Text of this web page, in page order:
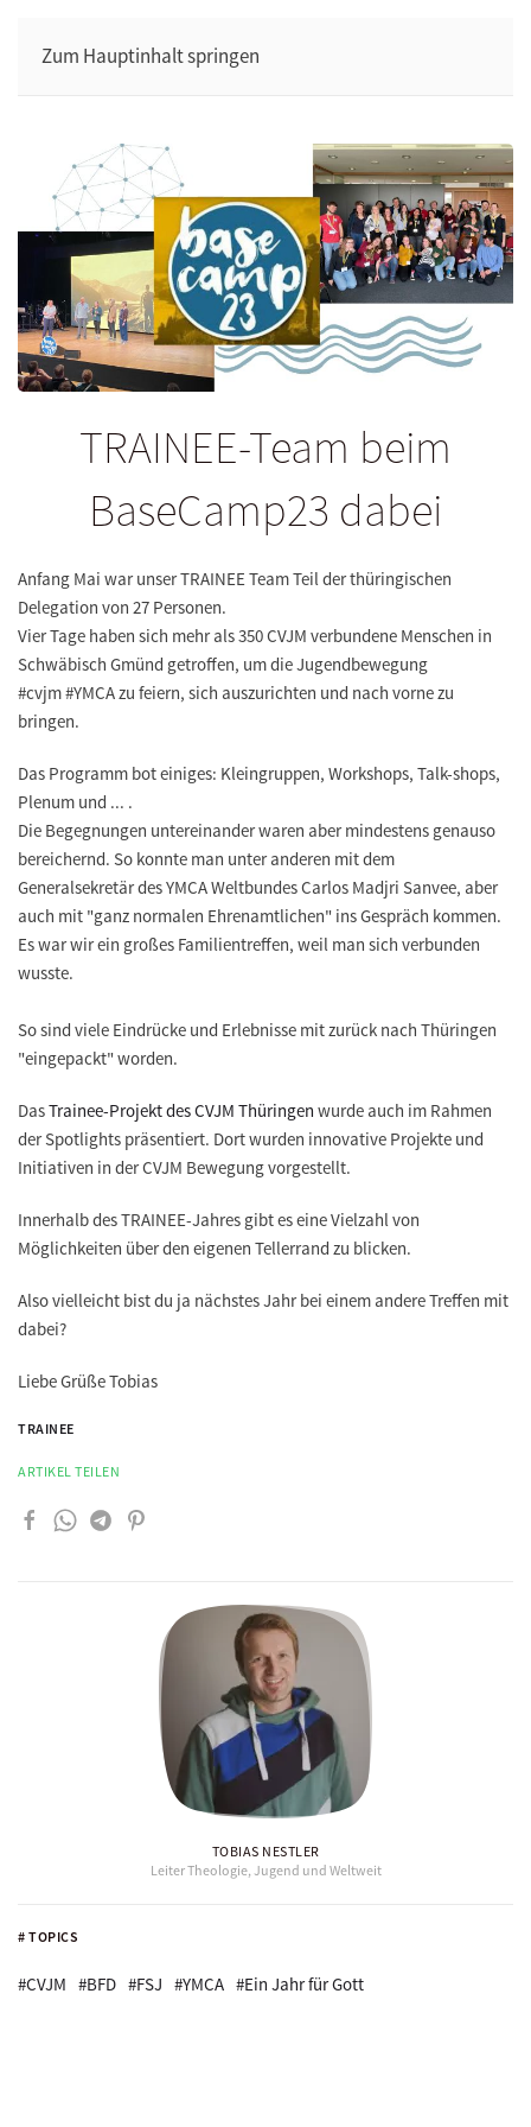
Zum Hauptinhalt springen
# TOPICS
#CVJM #BFD #FSJ #YMCA #Ein Jahr für Gott
TRAINEE-Team beim
BaseCamp23 dabei
Anfang Mai war unserTRAINEE TeamTeil der thüringischen
Delegation von 27 Personen.
Vier Tage haben sich mehr als 350 CVJM verbundene Menschen in
Schwäbisch Gmünd getroffen, um die Jugendbewegung
#cvjm #YMCA zu feiern, sich auszurichten und nach vorne zu
bringen.
Das Programm bot einiges: Kleingruppen, Workshops, Talk-shops,
Plenum und ... .
Die Begegnungen untereinander waren aber mindestens genauso
bereichernd. So konnte man unter anderen mit dem
Generalsekretär des YMCA Weltbundes Carlos Madjri Sanvee, aber
auch mit "ganz normalen Ehrenamtlichen" ins Gespräch kommen.
Es war wirein großes Familientreffen, weil man sich verbunden
wusste.
So sind viele Eindrücke und Erlebnisse mit zurück nach Thüringen
"eingepackt" worden.
DasTrainee-Projekt des CVJM Thüringen wurde auch im Rahmen
der Spotlights präsentiert. Dort wurden innovative Projekte und
Initiativen in der CVJM Bewegung vorgestellt.
Innerhalb des TRAINEE-Jahres gibt es eine Vielzahl von
Möglichkeiten über den eigenen Tellerrand zu blicken.
Also vielleicht bist du ja nächstes Jahr bei einem andere Treffen mit
dabei?
Liebe Grüße Tobias
TRAINEE
ARTIKEL TEILEN
TOBIAS NESTLER
Leiter Theologie, Jugend und Weltweit